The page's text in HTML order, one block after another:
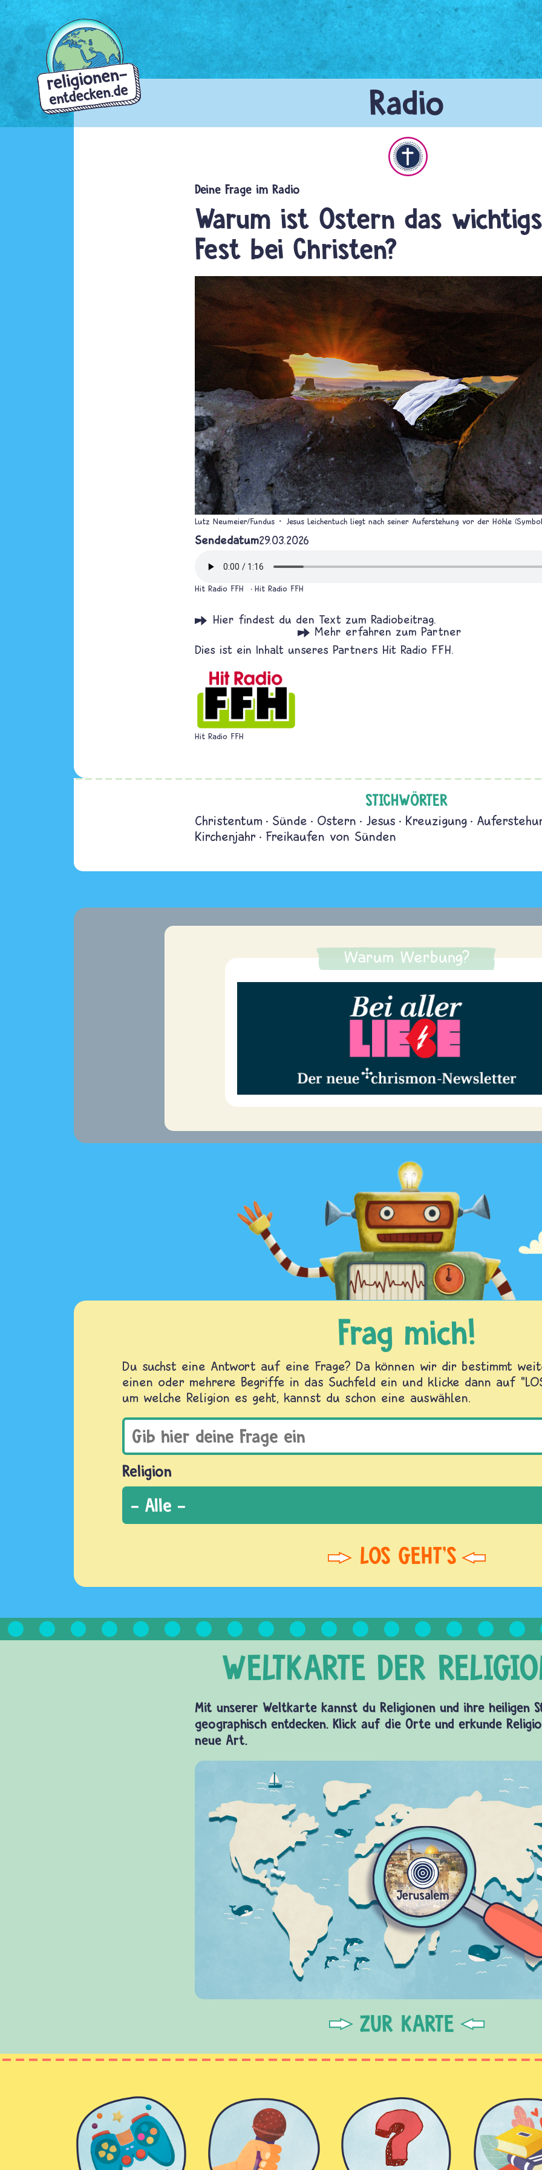
Direkt
zum
Warum ist Ostern das
Fest bei Christen?
Lutz Neumeier/Fundus Jesus Leichentuch liegt nach seiner Auferstehung vor der Höhle
Sendedatum29.03.2026
Hit Radio FFH Hit Radio FFH
Warum ist Ostern das wichtigste Fest bei Christen?
Hit Radio FFH
Quer
STICHWÖRTER
Christentum Sünde Ostern Jesus Kreuzigung
Kirchenjahr
Freikaufen von Sünden
Warum Werbung?
Frag mich!
Du suchst eine Antwort auf eine Frage? Da können wir dir bestimmt
einen oder mehrere Begriffe in das Suchfeld ein und klicke dann auf
um welche Religion es geht, kannst du schon eine auswählen.
Religion
Mit unserer Weltkarte kannst du Religionen und ihre heiligen
geographisch entdecken. Klick auf die Orte und erkunde
neue Art.
ZUR KARTE